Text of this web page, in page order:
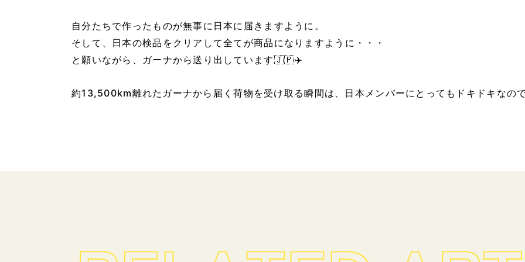
自分たちで作ったものが無事に日本に届きますように。
そして、日本の検品をクリアして全てが商品になりますように・・・
と願いながら、ガーナから送り出しています🇯🇵✈️
約13,500km離れたガーナから届く荷物を受け取る瞬間は、日本メンバーにとってもドキドキなの